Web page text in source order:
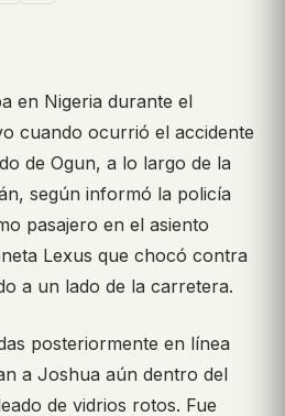
en Nigeria durante el
cuando ocurrió el accidente
de Ogun, a lo largo de la
según informó la policía
pasajero en el asiento
Lexus que chocó contra
a un lado de la carretera.
posteriormente en línea
a Joshua aún dentro del
de vidrios rotos. Fue